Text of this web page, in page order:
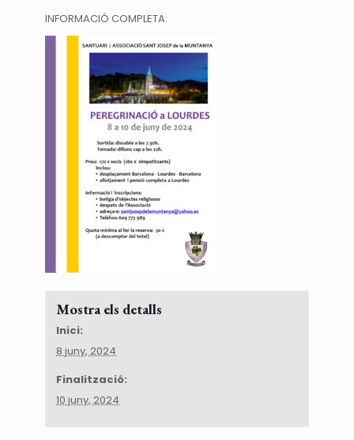
INFORMACIÓ COMPLETA:
Mostra els detalls
Inici:
8 juny, 2024
Finalització:
10 juny, 2024